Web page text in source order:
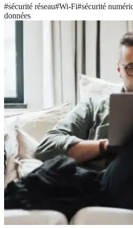
#sécurité réseau#Wi-Fi#sécurité
données